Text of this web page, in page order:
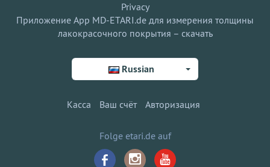
Privacy
Приложение App MD-ETARI.de для измерения толщины
лакокрасочного покрытия – скачать
Russian
Касса Ваш счёт Авторизация
Folge etari.de auf